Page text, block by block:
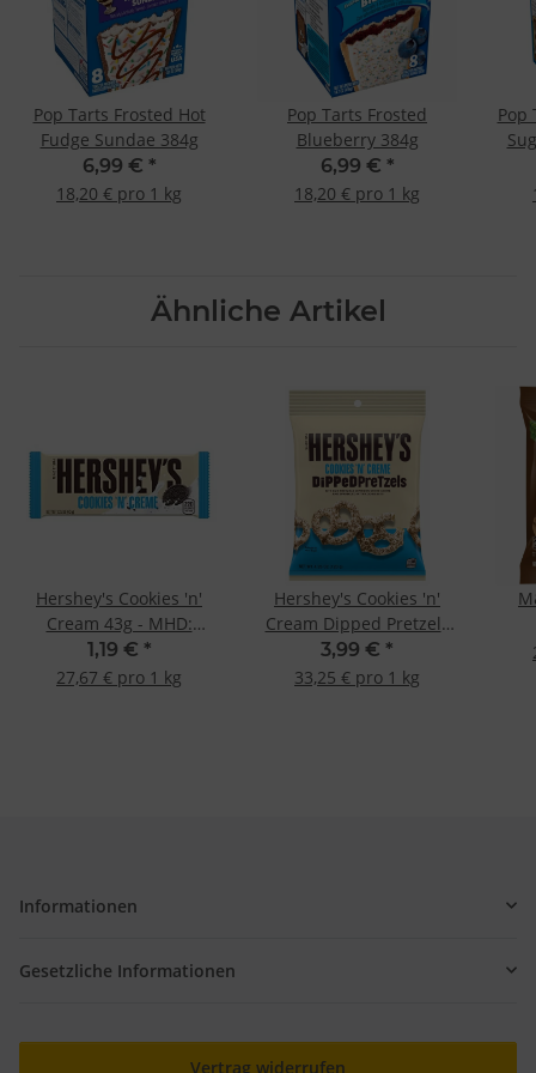
Pop Tarts Frosted Hot
Fudge Sundae 384g
6,99 € *
18,20 € pro 1 kg
Pop Tarts Frosted
Blueberry 384g
6,99 € *
18,20 € pro 1 kg
Pop
Ähnliche Artikel
Hershey's Cookies 'n'
Cream 43g - MHD:
01.06.2026-
1,19 € *
27,67 € pro 1 kg
Hershey's Cookies 'n'
Cream Dipped Pretzels
120g
3,99 € *
33,25 € pro 1 kg
Informationen
Gesetzliche Informationen
Vertrag widerrufen